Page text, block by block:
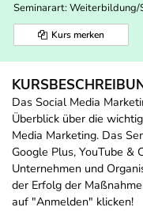
Seminarart: Weiterbildung/
Kurs merken
Das Social Media
Überblick über die
Media Marketing. Das
Google Plus, YouTube &
Unternehmen und
der Erfolg der
auf "Anmelden" klicken!